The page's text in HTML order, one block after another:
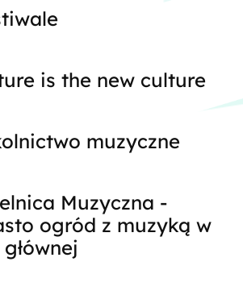
is the new culture
muzyczne
Muzyczna -
ogród z muzyką w